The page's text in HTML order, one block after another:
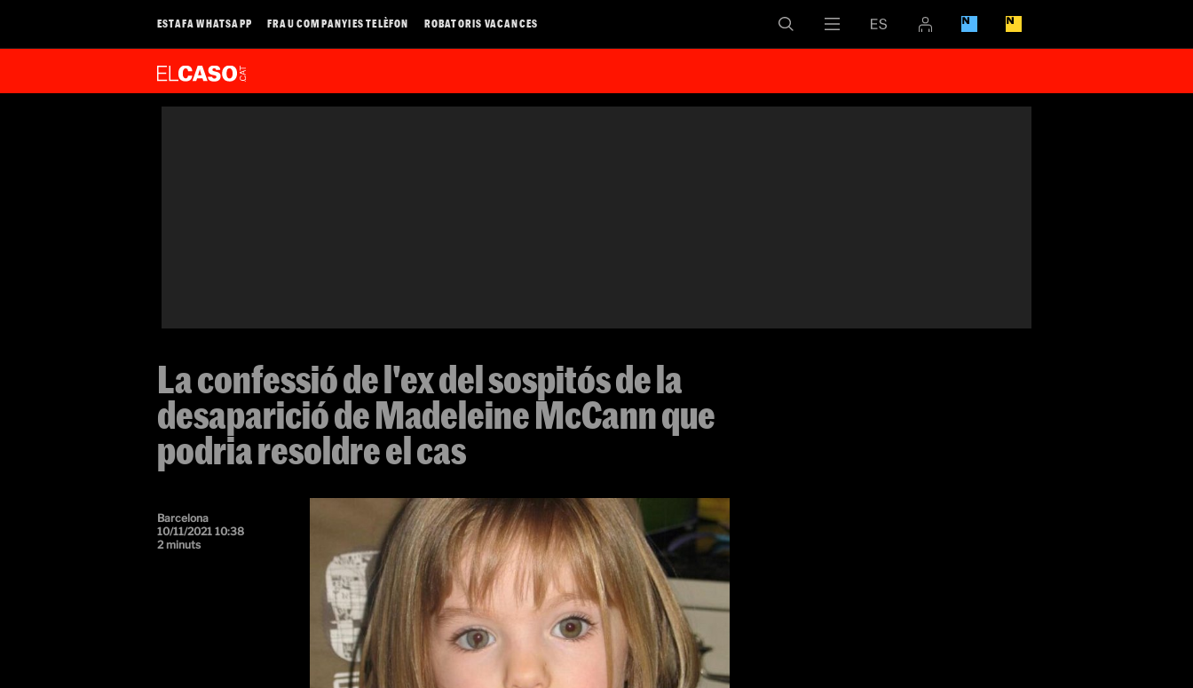
ESTAFA WHATSAPP FRAU COMPANYIES TELÈFON ROBATORIS VACANCES
La confessió de l'ex del sospitós de la
desaparició de Madeleine McCann que
podria resoldre el cas
Barcelona
10/11/2021 10:38
2 minuts